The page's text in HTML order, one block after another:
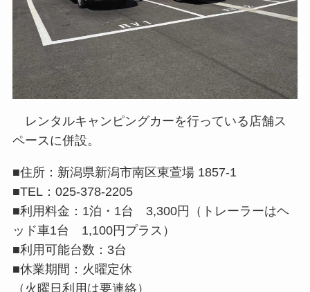
レンタルキャンピングカーを行っている店舗ス
ペースに併設。
■住所：新潟県新潟市南区東萱場 1857-1
■TEL：025-378-2205
■利用料金：1泊・1台 3,300円（トレーラーはヘ
ッド車1台 1,100円プラス）
■利用可能台数：3台
■休業期間：火曜定休
（火曜日利用は要連絡）